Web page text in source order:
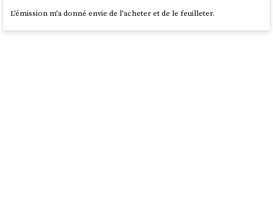
L'émission m'a donné envie de l'acheter et de le feuilleter.